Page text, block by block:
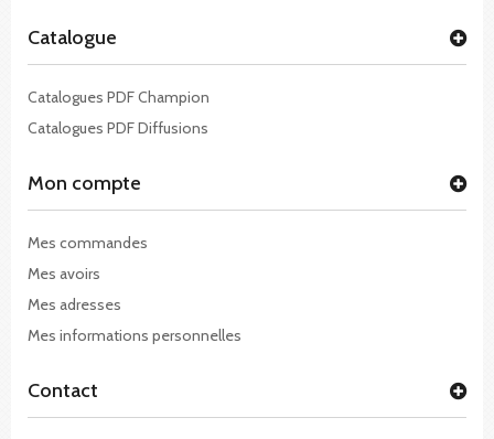
Catalogue
Catalogues PDF Champion
Catalogues PDF Diffusions
Mon compte
Mes commandes
Mes avoirs
Mes adresses
Mes informations personnelles
Contact